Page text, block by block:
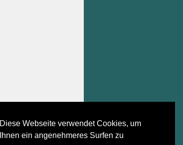
Diese Webseite verwendet Cookies, um
Ihnen ein angenehmeres Surfen zu